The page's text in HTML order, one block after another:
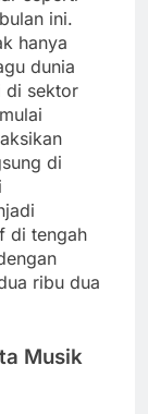
ini.
hanya
dunia
di sektor
di
di tengah
ribu dua
Musik